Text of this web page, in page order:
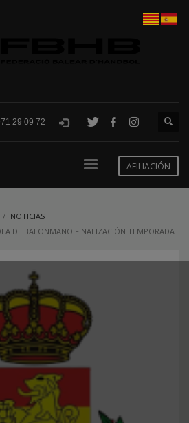
29 09 72
AFILIACIÓN
NOTICIAS
DE BALONMANO FINALIZACIÓN TEMPORADA